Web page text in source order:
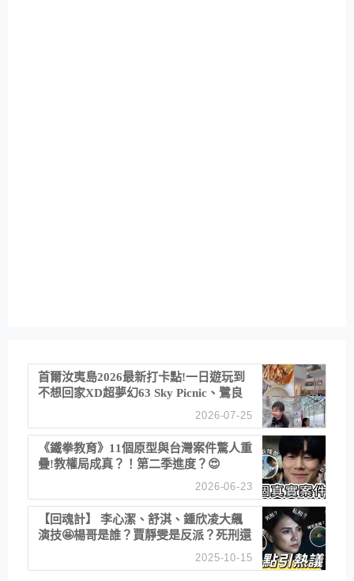
首爾汝夷島2026最新打卡點!一日遊玩到
不想回家XD超夢幻63 Sky Picnic、鷺良
津帝王蟹大餐、《淚之女王》拍攝地、漢
2026-07-25
《鐵拳教育》11個原型與台灣案件驚人重
疊!教權局成真？！第二季進度？😍
2026-06-23
【回魂計】 李心潔、舒淇、鍾欣凌大飆
演技🤩楊哥是誰？賈靜雯是反派？死刑還
2025-10-15